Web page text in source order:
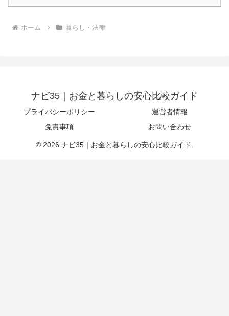
ホーム 暮らし・法律
ナビ35｜お金と暮らしの安心比較ガイド
プライバシーポリシー
運営者情報
免責事項
お問い合わせ
© 2026 ナビ35｜お金と暮らしの安心比較ガイド.